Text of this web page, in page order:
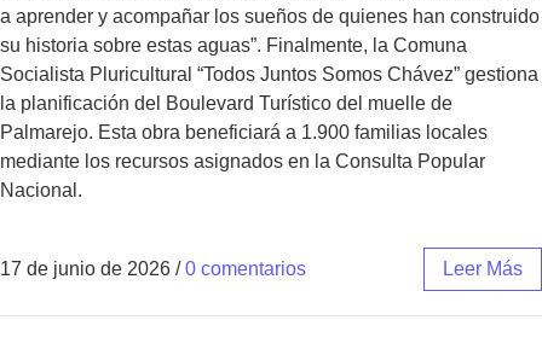
a aprender y acompañar los sueños de quienes han construido
su historia sobre estas aguas”. Finalmente, la Comuna
Socialista Pluricultural “Todos Juntos Somos Chávez” gestiona
la planificación del Boulevard Turístico del muelle de
Palmarejo. Esta obra beneficiará a 1.900 familias locales
mediante los recursos asignados en la Consulta Popular
Nacional.
17 de junio de 2026 / 0 comentarios Leer Más